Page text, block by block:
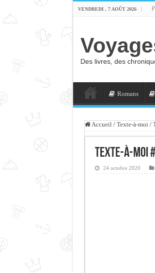
VENDREDI , 7 AOÛT 2026
Des livres, des
Romans
Accueil / Texte-à-moi /
Texte-à-moi
24 octobre 2020